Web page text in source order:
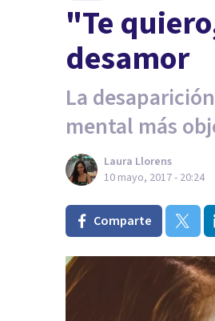
"Te
desamor
La
mental más
Laura Llorens
10 mayo, 2017 - 20:24
Comparte